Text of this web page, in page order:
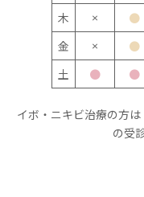
木 × ●
金 × ●
土 ● ●
イボ・ニキビ治療の方
の受